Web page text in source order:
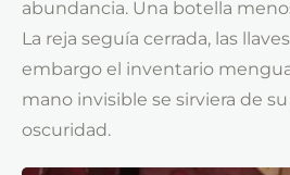
abundancia. Una botella
La reja seguía cerrada, las
embargo el inventario
mano invisible se sirviera de
oscuridad.